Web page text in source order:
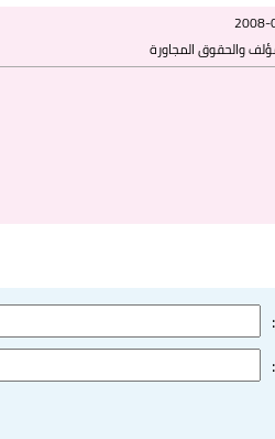
2008-
والحقوق المجاورة